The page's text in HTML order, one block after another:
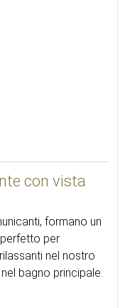
con vista
formano un
per
nel nostro
bagno principale.